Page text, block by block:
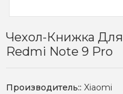
Чехол-Книжка
Redmi Note 9 Pro
Производитель:: Xiaomi